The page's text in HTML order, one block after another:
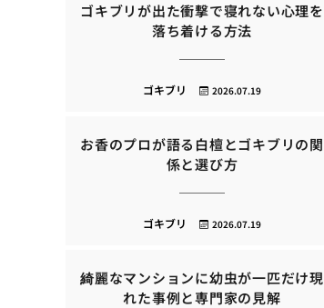
ゴキブリが出た衝撃で寝れない心理を
落ち着ける方法
2026.07.19
ゴキブリ
お香のプロが語る白檀とゴキブリの関
係と選び方
2026.07.19
ゴキブリ
綺麗なマンションに幼虫が一匹だけ現
れた事例と専門家の見解